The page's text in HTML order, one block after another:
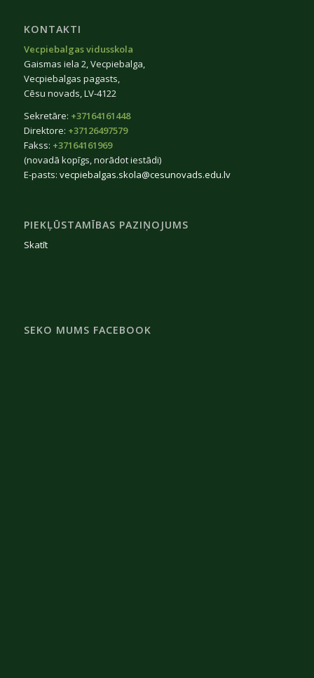
KONTAKTI
Vecpiebalgas vidusskola
Gaismas iela 2, Vecpiebalga,
Vecpiebalgas pagasts,
Cēsu novads, LV-4122
Sekretāre: +37164161448
Direktore: +37126497579
Fakss: +37164161969
(novadā kopīgs, norādot iestādi)
E-pasts: vecpiebalgas.skola@cesunovads.edu.lv
PIEKĻŪSTAMĪBAS PAZIŅOJUMS
Skatīt
SEKO MUMS FACEBOOK